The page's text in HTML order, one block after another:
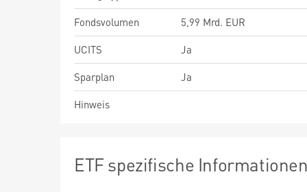
Fondsvolumen
5,99 Mrd. EUR
UCITS
Ja
Sparplan
Ja
Hinweis
ETF spezifische